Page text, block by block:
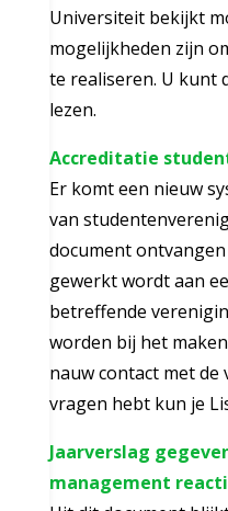
Universiteit bekijkt
mogelijkheden zijn
te realiseren. U kunt
lezen.
Accreditatie
Er komt een nieuw
van
document
gewerkt wordt aan
betreffende
worden bij het
nauw contact met de
vragen hebt kun je
Jaarverslag
management